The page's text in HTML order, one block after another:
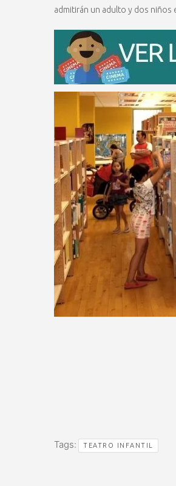
admitirán un adulto y dos niños
Tags: TEATRO INFANTIL